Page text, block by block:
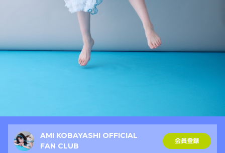
AMI KOBAYASHI OFFICIAL
FAN CLUB
会員登録